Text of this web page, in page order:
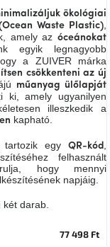
77 498 Ft
ökológiai
Waste Plastic),
amely azóceánokat
egyik legnagyobb
a ZUIVER márka
csökkenteni az új
műanyag ülőlapját
ki, amely ugyanilyen
illeszkedik a
kapható.
tartozik egyQR-kód,
felhasznált
hogy mennyi
napjáig.
két darab.